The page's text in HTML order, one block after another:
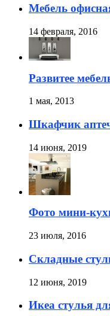
Мебель
14 февраля, 2016
Развитее
1 мая, 2013
Шкафчик
14 июня, 2019
Фото мини-
23 июля, 2016
Складные
12 июня, 2019
Икеа стулья